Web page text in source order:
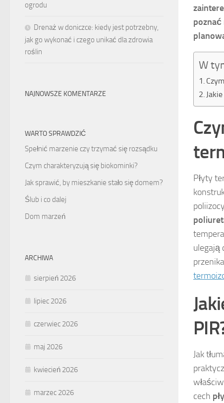
poznać
W
Płyty
ulegają
Jak
cech
ogrodu
Drenaż w doniczce: kiedy jest potrzebny,
jak go wykonać i czego unikać dla zdrowia
roślin
NAJNOWSZE KOMENTARZE
WARTO SPRAWDZIĆ
Spełnić marzenie czy trzymać się rozsądku
Czym charakteryzują się biokominki?
Jak sprawić, by mieszkanie stało się domem?
Ślub i co dalej
Dom marzeń
ARCHIWA
sierpień 2026
lipiec 2026
czerwiec 2026
maj 2026
kwiecień 2026
marzec 2026